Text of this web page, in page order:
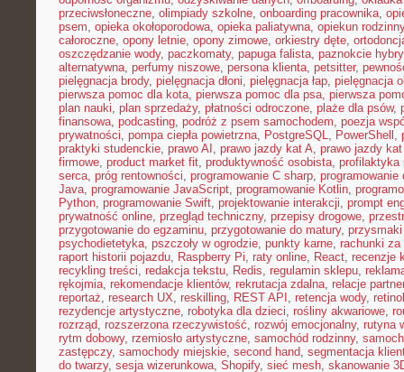
przeciwsłoneczne, olimpiady szkolne, onboarding pracownika,
psem, opieka okołoporodowa, opieka paliatywna, opiekun rodzinny
całoroczne, opony letnie, opony zimowe, orkiestry dęte,
oszczędzanie wody, paczkomaty, papuga falista, paznokcie
alternatywna, perfumy niszowe, persona klienta, petsitter,
pielęgnacja brody, pielęgnacja dłoni, pielęgnacja łap, pielęgnacja
pierwsza pomoc dla kota, pierwsza pomoc dla psa, pierwsza
plan nauki, plan sprzedaży, płatności odroczone, plaże dla psów,
finansowa, podcasting, podróż z psem samochodem, poezja
prywatności, pompa ciepła powietrzna, PostgreSQL, PowerShell ,
praktyki studenckie, prawo AI , prawo jazdy kat A, prawo jazdy
firmowe, product market fit, produktywność osobista, profilaktyka
serca, próg rentowności, programowanie C sharp, programowanie
Java, programowanie JavaScript, programowanie Kotlin,
Python, programowanie Swift, projektowanie interakcji, prompt
prywatność online, przegląd techniczny, przepisy drogowe,
przygotowanie do egzaminu, przygotowanie do matury,
psychodietetyka, pszczoły w ogrodzie, punkty karne, rachunki za
raport historii pojazdu, Raspberry Pi, raty online, React, recenzje
recykling treści, redakcja tekstu, Redis, regulamin sklepu,
rękojmia, rekomendacje klientów, rekrutacja zdalna, relacje
reportaż, research UX, reskilling, REST API , retencja wody, retinol
rezydencje artystyczne, robotyka dla dzieci, rośliny akwariowe,
rozrząd, rozszerzona rzeczywistość, rozwój emocjonalny, rutyna
rytm dobowy, rzemiosło artystyczne, samochód rodzinny,
zastępczy, samochody miejskie, second hand, segmentacja
do twarzy, sesja wizerunkowa, Shopify, sieć mesh, skanowanie